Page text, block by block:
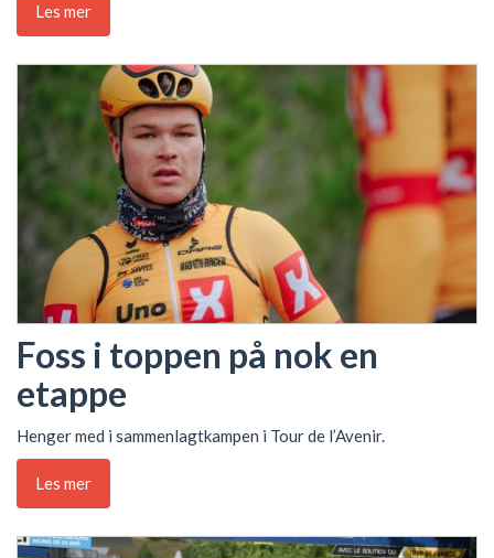
Les mer
Foss i toppen på nok en
etappe
Henger med i sammenlagtkampen i Tour de l’Avenir.
Les mer